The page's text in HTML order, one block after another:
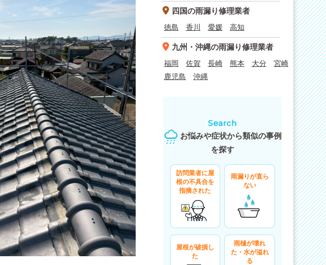
四国の雨漏り修理業者
徳島
香川 愛媛 高知
九州・沖縄の雨漏り修理業者
福岡
佐賀 長崎 熊本 大分
宮崎
鹿児島
沖縄
お悩みや症状から類似の事例
を探す
Search
訪問業者に屋
根の不具合を
指摘された
雨漏りが直ら
ない
屋根が破損し
た
雨樋が壊れ
た・水が溢れ
る